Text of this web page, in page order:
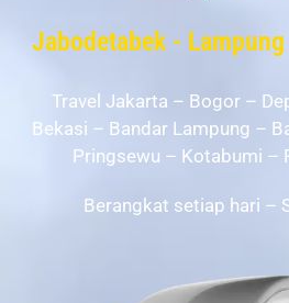
Jabodetabek -
Travel Jakarta – Bogor –
Bekasi – Bandar Lampung –
Pringsewu – Kotabumi –
Berangkat setiap hari –